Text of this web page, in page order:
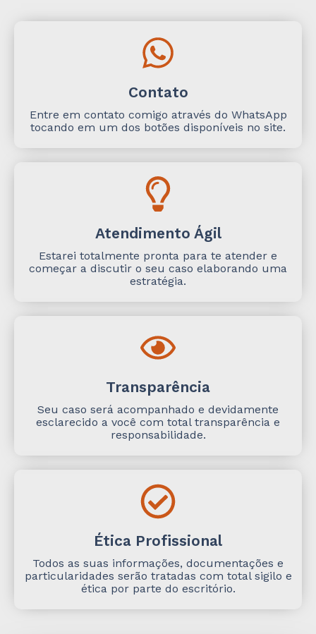
Contato
Entre em contato comigo através do WhatsApp
tocando em um dos botões disponíveis no site.
Atendimento Ágil
Estarei totalmente pronta para te atender e
começar a discutir o seu caso elaborando uma
estratégia.
Transparência
Seu caso será acompanhado e devidamente
esclarecido a você com total transparência e
responsabilidade.
Ética Profissional
Todos as suas informações, documentações e
particularidades serão tratadas com total sigilo e
ética por parte do escritório.